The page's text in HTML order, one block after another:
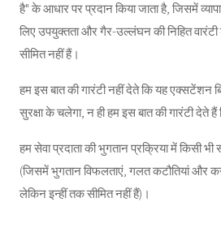
है" के आधार पर प्रदान किया जाता है, जिसमें
लिए उपयुक्तता और गैर-उल्लंघन की निहित
सीमित नहीं हैं।
हम इस बात की गारंटी नहीं देते कि यह एक्सटेंशन
सुरक्षा के चलेगा, न ही हम इस बात की गारंटी देते हैं
हम सेवा प्रदाता की भुगतान प्रक्रिया में किसी भी
(जिसमें भुगतान विफलताएं, गलत कटौतियां और
लेकिन इन्हीं तक सीमित नहीं हैं)।